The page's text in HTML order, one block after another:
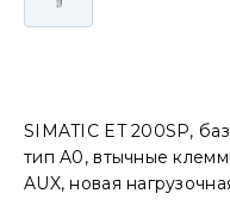
SIMATIC ET 200SP,
тип A0, втычные
AUX, новая